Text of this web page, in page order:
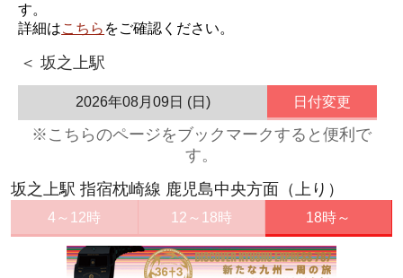
す。
詳細はこちら をご確認ください。
＜ 坂之上駅
2026年08月09日 (日) 日付変更
※こちらのページをブックマークすると便利で
す。
坂之上駅 指宿枕崎線 鹿児島中央方面（上り）
4～12時 12～18時 18時～